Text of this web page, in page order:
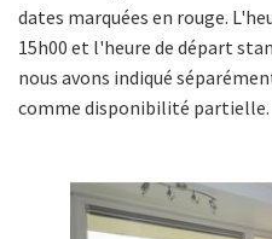
dates marquées en rouge.
15h00 et l'heure de départ
nous avons indiqué
comme disponibilité partielle.